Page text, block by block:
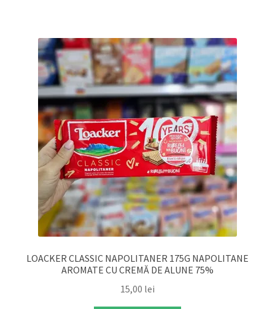
LOACKER CLASSIC NAPOLITANER 175G NAPOLITANE
AROMATE CU CREMĂ DE ALUNE 75%
15,00 lei